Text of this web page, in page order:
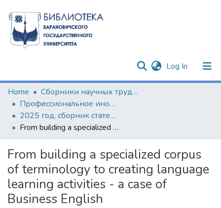
Log In (current)
Communities & Collections
All of DSpace
Statistics
Home
Сборники научных трудов
Профессиональное иноязычное образование в контексте инноваций XXI века
2025 год, сборник статей по результатам IV Научно-практического семинара с международным участием
From building a specialized corpus of terminology to creating language learning activities - a case of Business English
From building a specialized corpus
of terminology to creating language
learning activities - a case of
Business English